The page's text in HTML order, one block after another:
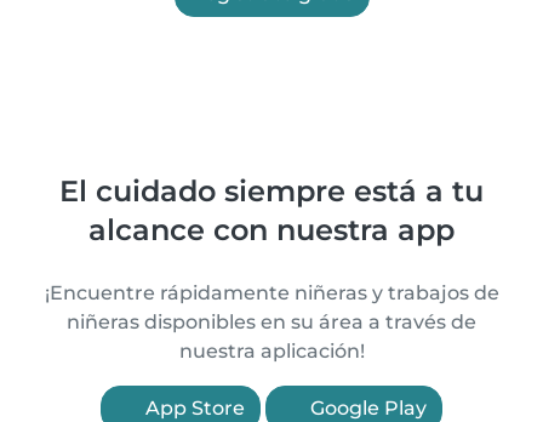
El cuidado siempre está a tu
alcance con nuestra app
¡Encuentre rápidamente niñeras y trabajos de
niñeras disponibles en su área a través de
nuestra aplicación!
App Store Google Play